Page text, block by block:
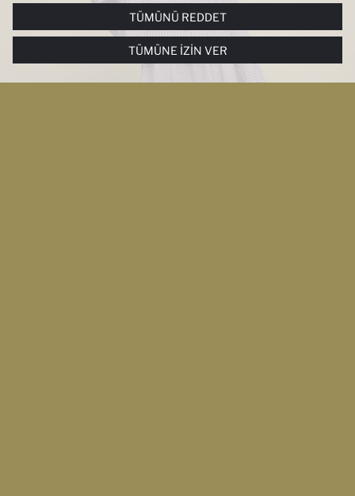
DENEYIMI SUNULABILMESI, SITEMIZIN DAHA IŞLEVSEL KILINMASI VE
KIŞISELLEŞTIRMESI VE AÇIK RIZA VERMENIZ HALINDE, SIZLERE
YÖNELIK PAZARLAMA FAALIYETLERININ YAPILMASI AMAÇLARIYLA
SINIRLI OLARAK KULLANILACAKTIR. ÇEREZLERE DAIR TERCIHLERINIZI
ÇEREZ TERCIHLERIPANELI ARACILIĞIYLA HER ZAMAN YÖNETEBILIR,
ÇEREZLERLE ILGILI DAHA DETAYLI BILGIYE ÇEREZ AYDINLATMA
TÜMÜNÜ REDDET
TÜMÜNE İZIN VER